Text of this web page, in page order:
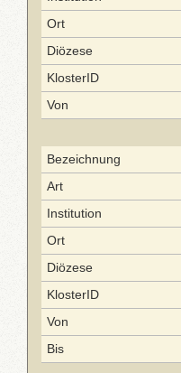
Ort
Diözese
KlosterID
Von
Bezeichnung
Art
Institution
Ort
Diözese
KlosterID
Von
Bis